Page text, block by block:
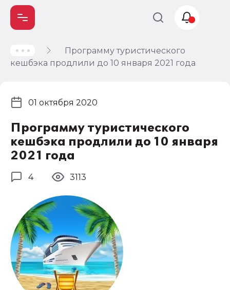
Программу туристического
кешбэка продлили до 10 января 2021 года
Программу туристического
кешбэка продлили до 10 января
2021 года
01 октября 2020
4 3113
Учет и
налогообложение